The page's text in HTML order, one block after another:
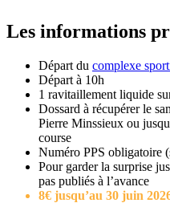
Les informations
Départ du complexe
Départ à 10h
1 ravitaillement liquide
Dossard à récupérer le
Pierre Minssieux ou
course
Numéro PPS obligatoire
Pour garder la surprise
pas publiés à l’avance
8€ jusqu’au 30 juin